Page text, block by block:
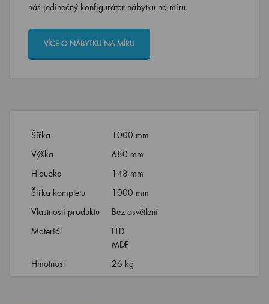
náš jedinečný konfigurátor nábytku na míru.
VÍCE O NÁBYTKU NA MÍRU
Šířka
1000 mm
Výška
680 mm
Hloubka
148 mm
Šířka kompletu
1000 mm
Vlastnosti produktu
Bez osvětlení
Materiál
LTD
MDF
Hmotnost
26 kg